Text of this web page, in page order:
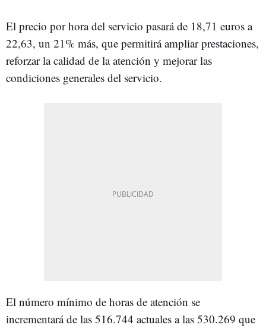
El precio por hora del servicio pasará de 18,71 euros a
22,63, un 21% más, que permitirá ampliar prestaciones,
reforzar la calidad de la atención y mejorar las
condiciones generales del servicio.
El número mínimo de horas de atención se
incrementará de las 516.744 actuales a las 530.269 que